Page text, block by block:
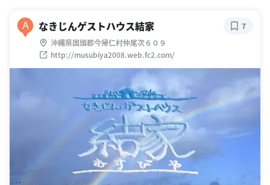
A なきじんゲストハウス結家
沖縄県国頭郡今帰仁村仲尾次６０９
http://musubiya2008.web.fc2.com/
7